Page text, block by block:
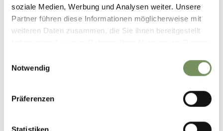
soziale Medien, Werbung und Analysen weiter. Unsere
Partner führen diese Informationen möglicherweise mit
weiteren Daten zusammen, die Sie ihnen bereitgestellt
Notwendig
Präferenzen
Statistiken
UM NATURNS